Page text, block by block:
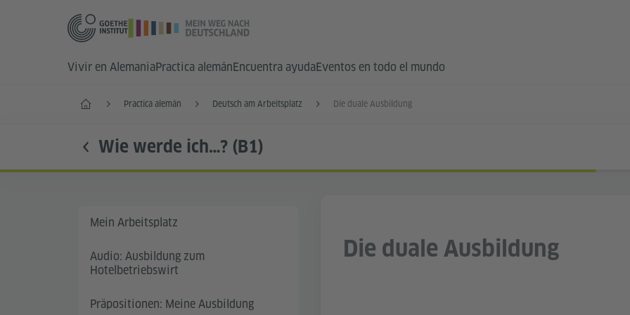
Vivir en AlemaniaPractica alemánEncuentra ayudaEventos en todo el mundo
Inicio Practica alemán Deutsch am Arbeitsplatz Die duale Ausbildung
Wie werde ich…? (B1)
Mein Arbeitsplatz
Audio: Ausbildung zum
Hotelbetriebswirt
Präpositionen: Meine Ausbildung
Die duale Ausbildung